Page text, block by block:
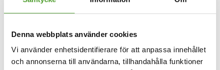
Denna webbplats använder cookies
Vi använder enhetsidentifierare för att anpassa innehållet
och annonserna till användarna, tillhandahålla funktioner
marknadsför och tillverkar produkter för industrin samt för
hälso- och sjukvård. Dessutom erbjuder Algolkoncernens
konstruktion, skräddarsydda leveranslösningar och
installations-, underhålls- och utbildningstjänster. Vi bygger
en framgångsrik och hållbar framtid för våra partners. Algol